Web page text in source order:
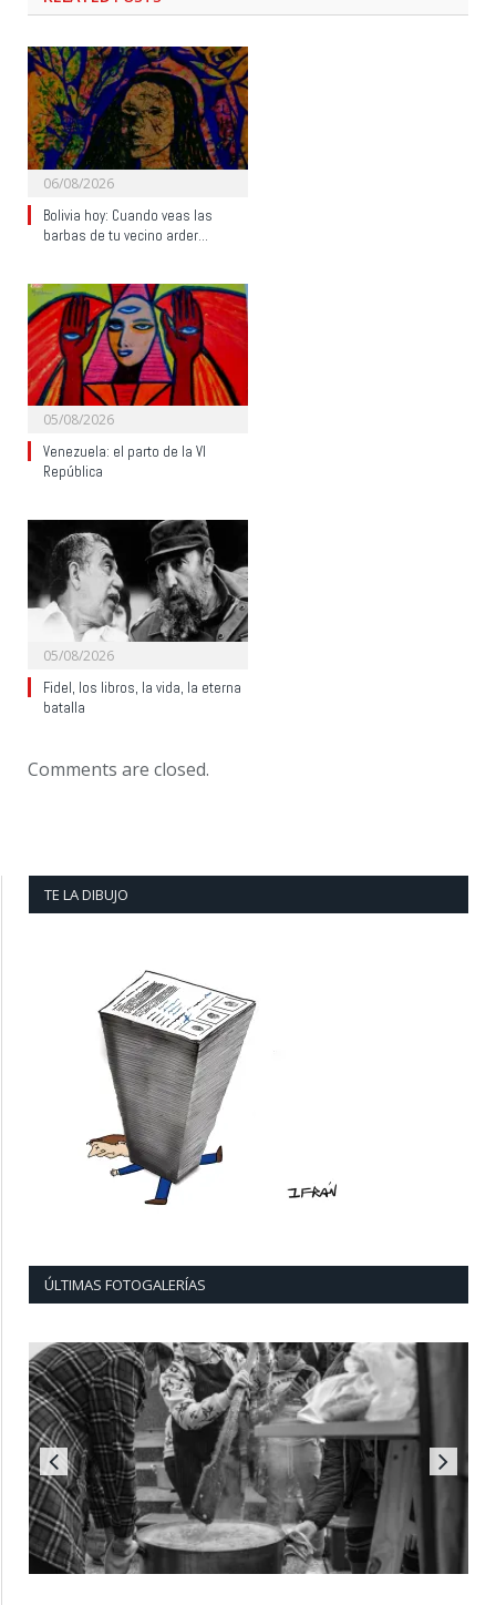
06/08/2026
Bolivia hoy: Cuando veas las
barbas de tu vecino arder…
05/08/2026
Venezuela: el parto de la VI
República
05/08/2026
Fidel, los libros, la vida, la eterna
batalla
Comments are closed.
TE LA DIBUJO
ÚLTIMAS FOTOGALERÍAS